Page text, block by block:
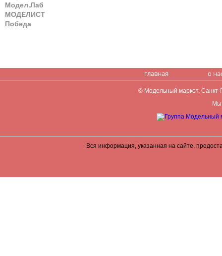
Модел.Лаб
МОДЕЛИСТ
Победа
главная о
© Модельный маркет, Санкт-
Мы
Вся информация, указанная на сайте,